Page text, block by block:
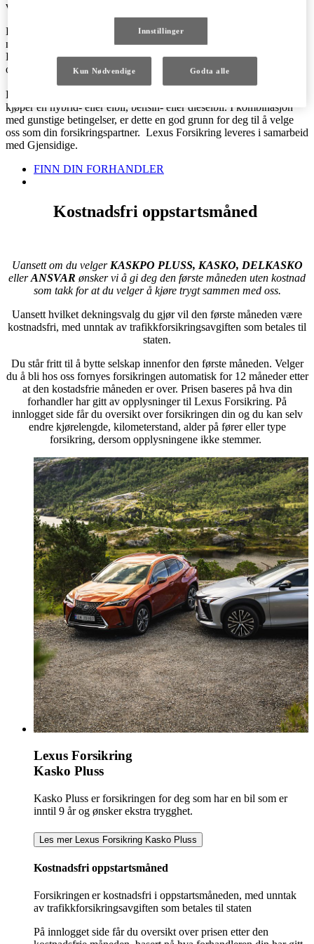
verksted og originale deler ved skadereparasjon.
Du kan kjøpe Lexus Forsikring hos autoriserte Lexus-forhandlere
når du kjøper ny- eller brukt bil. Du kan velge mellom Kasko Pluss,
Kasko, Delkasko og Ansvar. Uansett valg får du en kostnadsfri
oppstartsmåned.
Lexus Forsikring passer godt for alle våre modeller uansett om du
kjøper en hybrid- eller elbil, bensin- eller dieselbil. I kombinasjon
med gunstige betingelser, er dette en god grunn for deg til å velge
oss som din forsikringspartner. Lexus Forsikring leveres i samarbeid
med Gjensidige.
FINN DIN FORHANDLER
Kostnadsfri oppstartsmåned
Uansett om du velgerKASKPO PLUSS, KASKO, DELKASKO
ellerANSVAR ønsker vi å gi deg den første måneden uten kostnad
som takk for at du velger å kjøre trygt sammen med oss.
Uansett hvilket dekningsvalg du gjør vil den første måneden være
kostnadsfri, med unntak av trafikkforsikringsavgiften som betales til
staten.
Du står fritt til å bytte selskap innenfor den første måneden. Velger
du å bli hos oss fornyes forsikringen automatisk for 12 måneder etter
at den kostadsfrie måneden er over. Prisen baseres på hva din
forhandler har gitt av opplysninger til Lexus Forsikring. På
innlogget side får du oversikt over forsikringen din og du kan selv
endre kjørelengde, kilometerstand, alder på fører eller type
forsikring, dersom opplysningene ikke stemmer.
Lexus Forsikring
Kasko Pluss
Kasko Pluss er forsikringen for deg som har en bil som er
inntil 9 år og ønsker ekstra trygghet.
Les mer Lexus Forsikring Kasko Pluss
Kostnadsfri oppstartsmåned
Forsikringen er kostnadsfri i oppstartsmåneden, med unntak
av trafikkforsikringsavgiften som betales til staten
På innlogget side får du oversikt over prisen etter den
Innstillinger
Kun Nødvendige Godta alle